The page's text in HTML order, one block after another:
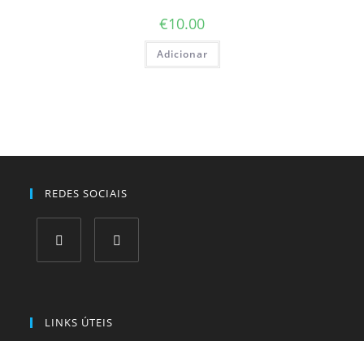
€10.00
Adicionar
REDES SOCIAIS
LINKS ÚTEIS